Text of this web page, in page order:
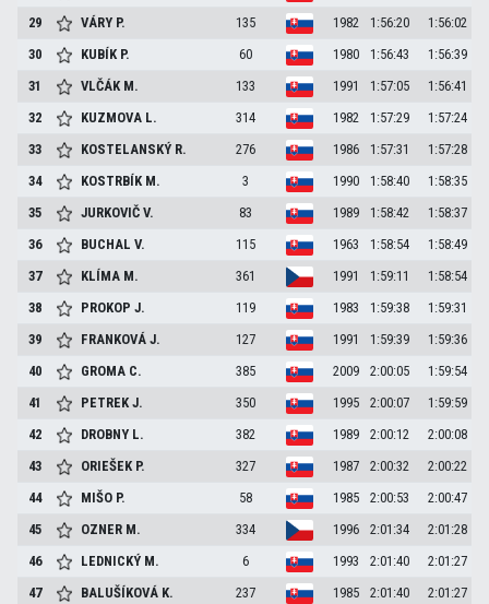
29
VÁRY P. 135 1982 1:56:20
1:56:02
30
KUBÍK P. 60 1980 1:56:43
1:56:39
31
VLČÁK M. 133 1991 1:57:05
1:56:41
32
KUZMOVA L. 314 1982 1:57:29
1:57:24
33
KOSTELANSKÝ R. 276 1986 1:57:31
1:57:28
34
KOSTRBÍK M. 3 1990 1:58:40
1:58:35
35
JURKOVIČV. 83 1989 1:58:42
1:58:37
36
BUCHALV. 115 1963 1:58:54
1:58:49
37
KLÍMA M. 361 1991 1:59:11
1:58:54
38
PROKOPJ. 119 1983 1:59:38
1:59:31
39
FRANKOVÁJ. 127 1991 1:59:39
1:59:36
40
GROMA C. 385 2009 2:00:05
1:59:54
41
PETREKJ. 350 1995 2:00:07
1:59:59
42
DROBNY L. 382 1989 2:00:12
2:00:08
43
ORIEŠEK P. 327 1987 2:00:32
2:00:22
44
MIŠO P. 58 1985 2:00:53
2:00:47
45
OZNER M. 334 1996 2:01:34
2:01:28
46
LEDNICKÝ M. 6 1993 2:01:40
2:01:27
47
BALUŠÍKOVÁ K. 237 1985 2:01:40 2:01:27